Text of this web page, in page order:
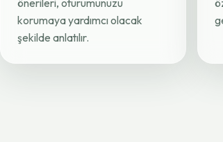
korumaya yardımcı olacak
şekilde anlatılır.